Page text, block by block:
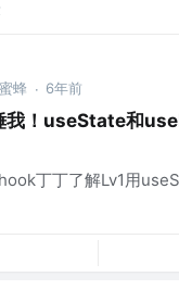
蜂 · 6年前
我！useState和
丁丁了解Lv1用